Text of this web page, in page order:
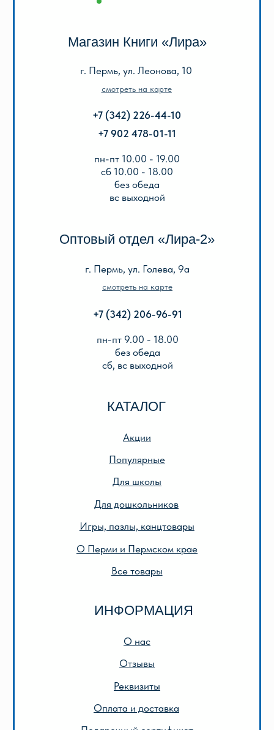
ИНФОРМАЦИЯ
Популярные
Игры, пазлы, канцтовары
О Перми и Пермском крае
Оплата и доставка
Разработка сайта
ООО «Лира-2»
ОГРН 1025901223622
Публичная оферта
Политика конфиденциальности
Описание игр